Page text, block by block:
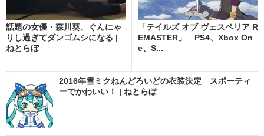
話題の女優・森川葵、ぐんにゃ
りし過ぎてダンゴムシになる |
ねとらぼ
「テイルズ オブ ヴェスペリア R
EMASTER」 PS4、Xbox On
e、S...
2016年雪ミクねんどろいどの衣装決定 スポーティ
ーでかわいい！ | ねとらぼ